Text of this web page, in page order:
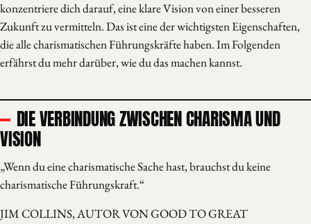
konzentriere dich darauf, eine klare Vision von einer besseren
Zukunft zu vermitteln. Das ist eine der wichtigsten Eigenschaften,
die alle charismatischen Führungskräfte haben. Im Folgenden
erfährst du mehr darüber, wie du das machen kannst.
DIE VERBINDUNG ZWISCHEN CHARISMA UND
VISION
„Wenn du eine charismatische Sache hast, brauchst du keine
charismatische Führungskraft.“
JIM COLLINS, AUTOR VON GOOD TO GREAT